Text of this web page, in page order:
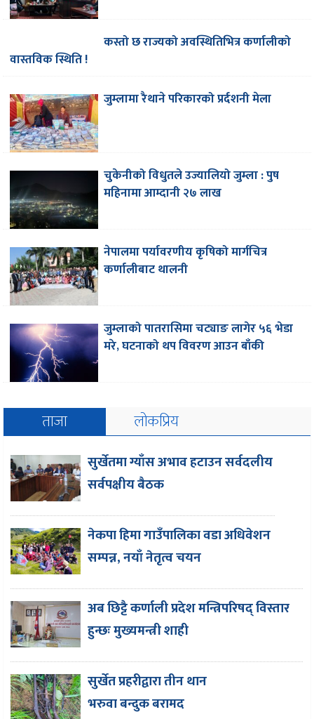
कस्तो छ राज्यको अवस्थितिभित्र कर्णालीको
वास्तविक स्थिति !
जुम्लामा रैथाने परिकारको प्रर्दशनी मेला
चुकेनीको विधुतले उज्यालियो जुम्ला : पुष
महिनामा आम्दानी २७ लाख
नेपालमा पर्यावरणीय कृषिको मार्गचित्र
कर्णालीबाट थालनी
जुम्लाको पातरासिमा चट्याङ लागेर ५६ भेडा
मरे, घटनाको थप विवरण आउन बाँकी
ताजा लोकप्रिय
सुर्खेतमा ग्याँस अभाव हटाउन सर्वदलीय
सर्वपक्षीय बैठक
नेकपा हिमा गाउँपालिका वडा अधिवेशन
सम्पन्न, नयाँ नेतृत्व चयन
अब छिट्टै कर्णाली प्रदेश मन्त्रिपरिषद् विस्तार
हुन्छः मुख्यमन्त्री शाही
सुर्खेत प्रहरीद्वारा तीन थान
भरुवा बन्दुक बरामद